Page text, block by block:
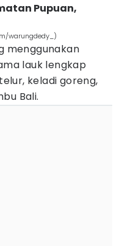
Pupuan,
warungdedy_)
menggunakan
lauk lengkap
keladi goreng,
Bali.